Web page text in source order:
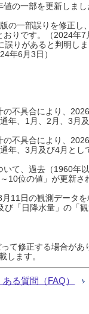
の一部を更新しま
の一部誤りを修正
おりです。（2024年7
りがあると判明し
年6月3日）
不具合により、
年、1月、2月、3月
不具合により、
年、3月及び4月と
て、過去（1960年
10位の値」が更新さ
11日の観測データ
び「日降水量」の
て修正する場合が
します。
ある質問（FAQ）